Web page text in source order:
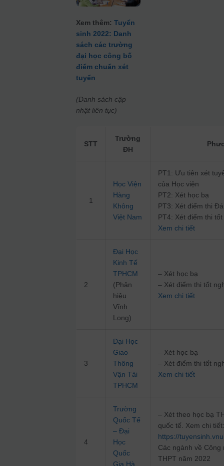
Xem thêm:Tuyển
sinh 2022: Danh
sách các trường
đại học công bố
điểm chuẩn xét
tuyển
(Danh sách cập
nhật liên tục)
STT
Trường
ĐH
1
Học Viện
Hàng
Không
Việt Nam
PT1: Ưu tiên xét
của Học viện
PT2: Xét học bạ
PT3: Xét điểm thi
PT4: Xét điểm thi
Xem chi tiết
2
Đại Học
Kinh Tế
TPHCM
(Phân
hiệu
Vĩnh
Long)
– Xét học bạ
– Xét điểm thi tốt
Xem chi tiết
3
Đại Học
Giao
Thông
Vận Tải
TPHCM
– Xét học bạ
– Xét điểm thi tốt
Xem chi tiết
4
Trường
Quốc Tế
– Đại
Học
Quốc
Gia Hà
– Xét theo học bạ
quốc tế. Xem chi
https://
Các ngành về
THPT năm 2022